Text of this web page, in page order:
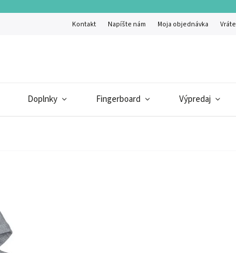
Kontakt Napíšte nám Moja objednávka
Doplnky Fingerboard Výpredaj